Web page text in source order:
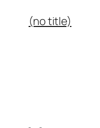
(no title)